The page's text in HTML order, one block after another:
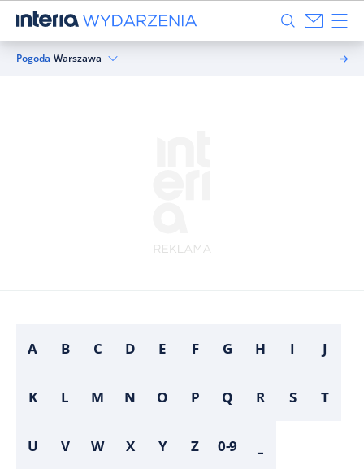
Pogoda Warszawa
A B C D E F G H I J
K L M N O P Q R S T
U V W X Y Z 0-9